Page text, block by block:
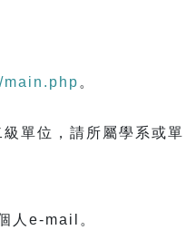
。
單位，請所屬學系或單
人e-mail。